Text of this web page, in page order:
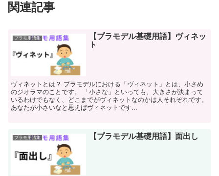
関連記事
プラモ用語集
【プラモデル基礎用語】ヴィネッ
ト
ヴィネットとは？ プラモデルにおける「ヴィネット」とは、小さめ
のジオラマのことです。 「小さな」といっても、大きさが決まって
いるわけでもなく、どこまでがヴィネットなのかは人それぞれです。
あなたが小さいなと思えばヴィネットです...
プラモ用語集 【プラモデル基礎用語】面出し